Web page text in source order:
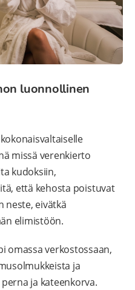
luonnollinen
missä verenkierto
kudoksiin,
että kehosta poistuvat
neste, eivätkä
elimistöön.
omassa verkostossaan,
ja
ja kateenkorva.